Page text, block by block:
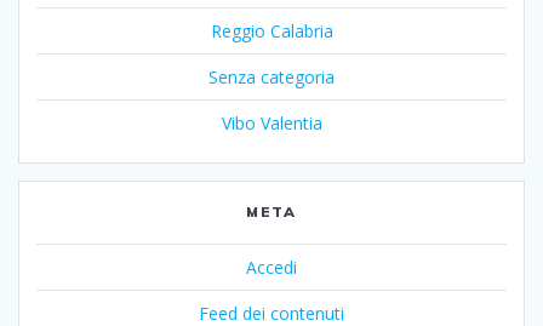
Reggio Calabria
Senza categoria
Vibo Valentia
META
Accedi
Feed dei contenuti